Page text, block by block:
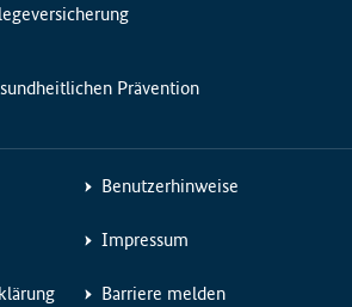
Prävention
Benutzerhinweise
Impressum
Barriere melden